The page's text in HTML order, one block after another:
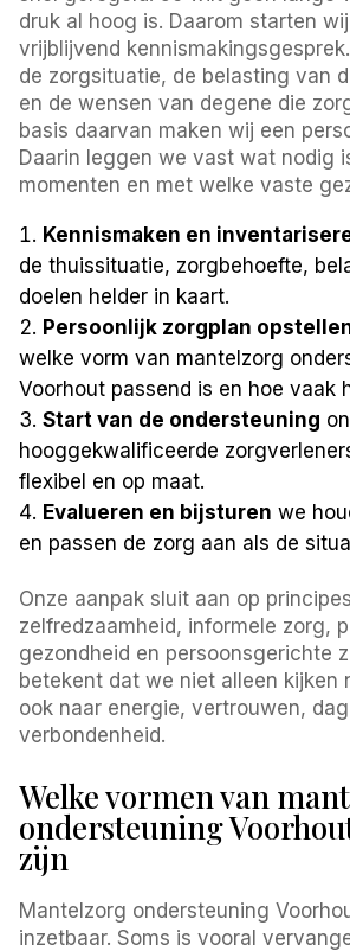
druk al hoog is. Daarom starten
vrijblijvend
de zorgsituatie, de belasting van
en de wensen van degene die
basis daarvan maken wij een
Daarin leggen we vast wat nodig
momenten en met welke vaste
Kennismaken en
de thuissituatie, zorgbehoefte,
doelen helder in kaart.
Persoonlijk zorgplan
welke vorm van mantelzorg
Voorhout passend is en hoe vaak
Start van de ondersteuning
hooggekwalificeerde
flexibel en op maat.
Evalueren en bijsturen we
en passen de zorg aan als de
Onze aanpak sluit aan op
zelfredzaamheid, informele zorg,
gezondheid en persoonsgerichte
betekent dat we niet alleen kijken
ook naar energie, vertrouwen,
verbondenheid.
Welke vormen van
ondersteuning
zijn
Mantelzorg ondersteuning
inzetbaar. Soms is vooral